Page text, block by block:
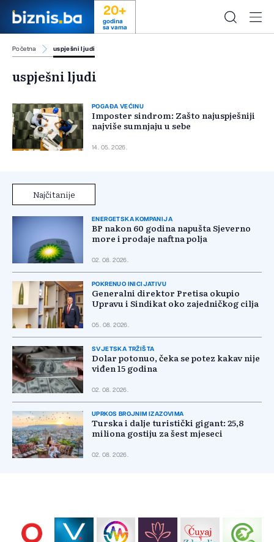
20+
godina
sa vama
Početna uspješni ljudi
uspješni ljudi
POGAĐA VEĆINU
Imposter sindrom: Zašto najuspješniji
najviše sumnjaju u sebe
14. 05. 2026.
Najčitanije
ENERGETSKA KOMPANIJA
BP nakon 60 godina napušta Sjeverno
more i prodaje naftna polja
02. 08. 2026.
POKRENUO INICIJATIVU
Generalni direktor Pretisa okupio
Upravu i Sindikat oko zajedničkog cilja
05. 08. 2026.
SVJETSKA TRŽIŠTA
Dolar potonuo, čeka se potez kakav nije
viđen 15 godina
02. 08. 2026.
UPRKOS BROJNIM IZAZOVIMA
Turska i dalje turistički gigant: 25,8
miliona gostiju za šest mjeseci
02. 08. 2026.